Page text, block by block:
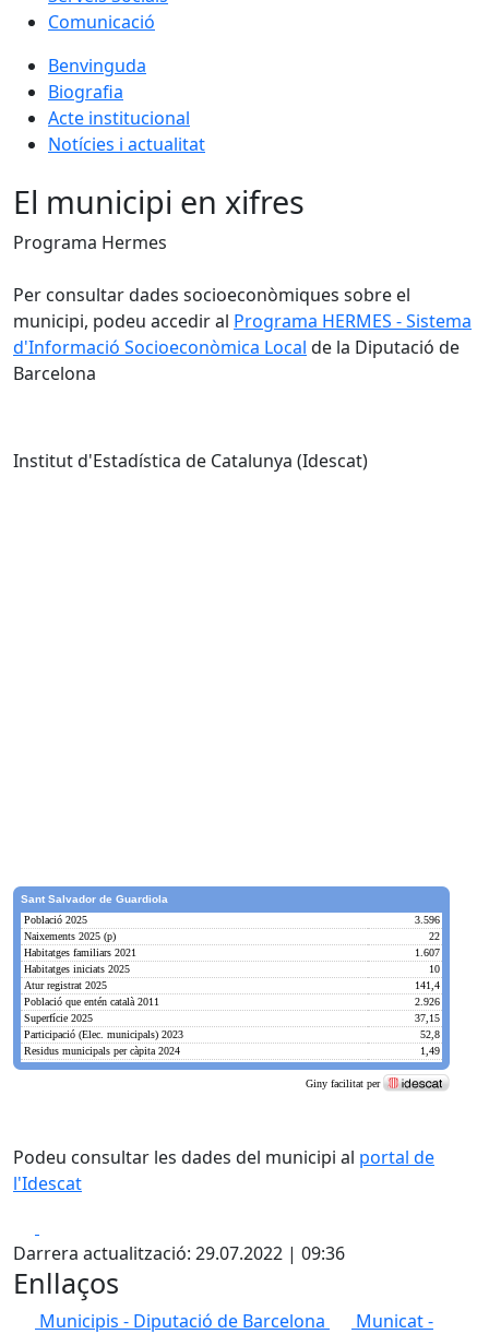
Comunicació
Benvinguda
Biografia
Acte institucional
Notícies i actualitat
El municipi en xifres
Programa Hermes
Per consultar dades socioeconòmiques sobre el
municipi, podeu accedir al Programa HERMES - Sistema
d'Informació Socioeconòmica Local de la Diputació de
Barcelona
Institut d'Estadística de Catalunya (Idescat)
Podeu consultar les dades del municipi al portal de
l'Idescat
Darrera actualització: 29.07.2022 | 09:36
Enllaços
Municipis - Diputació de Barcelona
Municat -